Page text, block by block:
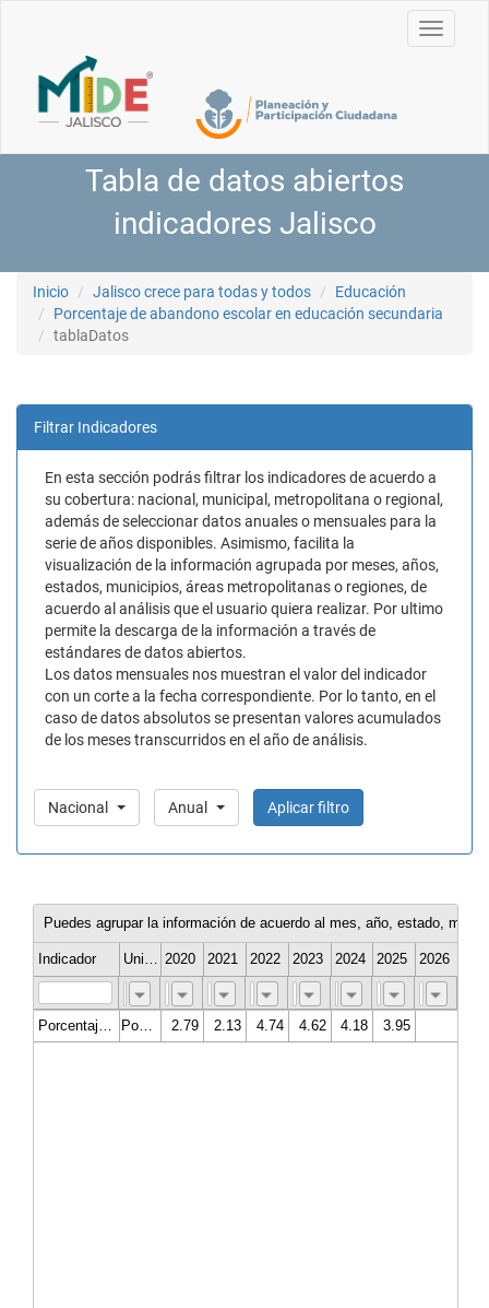
Toggle
Tabla de datos abiertos
indicadores Jalisco
Inicio Jalisco crece para todas y todos
Educación
Porcentaje de abandono escolar en educación secundaria
tablaDatos
Filtrar Indicadores
En esta sección podrás filtrar los indicadores de acuerdo a
su cobertura: nacional, municipal, metropolitana o regional,
además de seleccionar datos anuales o mensuales para la
serie de años disponibles. Asimismo, facilita la
visualización de la información agrupada por meses, años,
estados, municipios, áreas metropolitanas o regiones, de
acuerdo al análisis que el usuario quiera realizar. Por ultimo
permite la descarga de la información a través de
estándares de datos abiertos.
Los datos mensuales nos muestran el valor del indicador
con un corte a la fecha correspondiente. Por lo tanto, en el
caso de datos absolutos se presentan valores acumulados
de los meses transcurridos en el año de análisis.
Nacional Anual Aplicar filtro
Puedes agrupar la información de acuerdo al mes, año, estado,
Indicador Unidad de medida 2020 2021 2022 2023 2024 2025 2026
Porcentaje de abandono escolar en educación secundaria Porcentaje 2.79 2.13 4.74 4.62 4.18 3.95